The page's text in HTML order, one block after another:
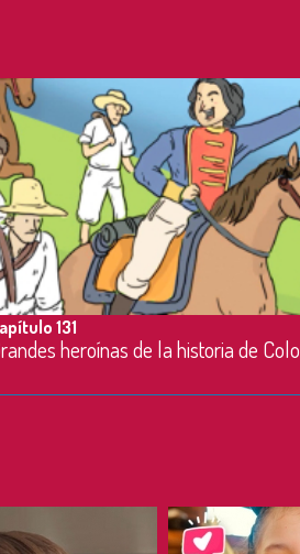
131